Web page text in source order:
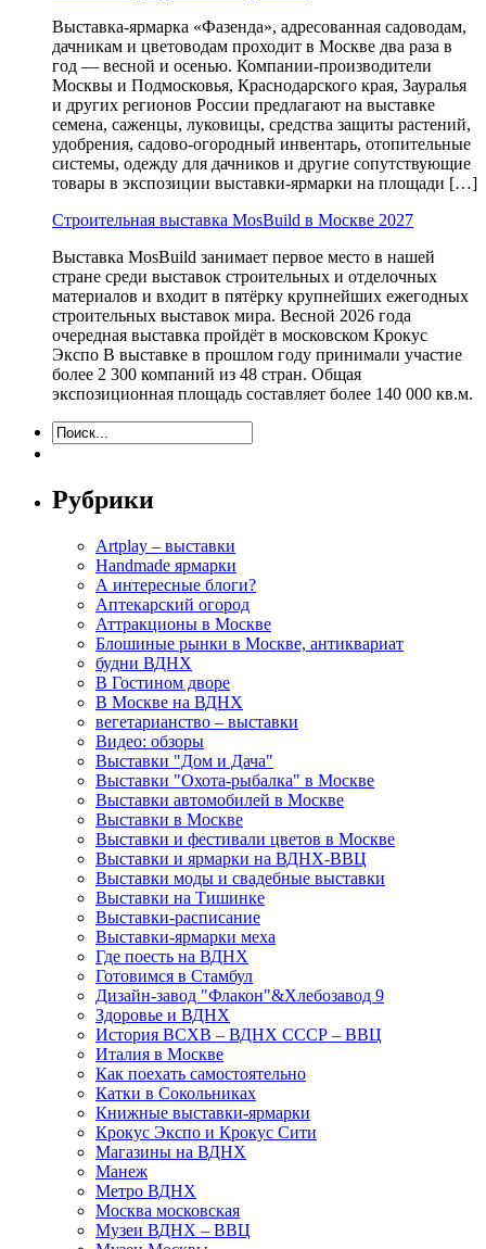
Выставка-ярмарка «Фазенда», адресованная садоводам,
дачникам и цветоводам проходит в Москве два раза в
год — весной и осенью. Компании-производители
Москвы и Подмосковья, Краснодарского края, Зауралья
и других регионов России предлагают на выставке
семена, саженцы, луковицы, средства защиты растений,
удобрения, садово-огородный инвентарь, отопительные
системы, одежду для дачников и другие сопутствующие
товары в экспозиции выставки-ярмарки на площади […]
Строительная выставка MosBuild в Москве 2027
Выставка MosBuild занимает первое место в нашей
стране среди выставок строительных и отделочных
материалов и входит в пятёрку крупнейших ежегодных
строительных выставок мира. Весной 2026 года
очередная выставка пройдёт в московском Крокус
Экспо В выставке в прошлом году принимали участие
более 2 300 компаний из 48 стран. Общая
экспозиционная площадь составляет более 140 000 кв.м.
Рубрики
Artplay – выставки
Handmade ярмарки
А интересные блоги?
Аптекарский огород
Аттракционы в Москве
Блошиные рынки в Москве, антиквариат
будни ВДНХ
В Гостином дворе
В Москве на ВДНХ
вегетарианство – выставки
Видео: обзоры
Выставки "Дом и Дача"
Выставки "Охота-рыбалка" в Москве
Выставки автомобилей в Москве
Выставки в Москве
Выставки и фестивали цветов в Москве
Выставки и ярмарки на ВДНХ-ВВЦ
Выставки моды и свадебные выставки
Выставки на Тишинке
Выставки-расписание
Выставки-ярмарки меха
Где поесть на ВДНХ
Готовимся в Стамбул
Дизайн-завод "Флакон"&Хлебозавод 9
Здоровье и ВДНХ
История ВСХВ – ВДНХ СССР – ВВЦ
Италия в Москве
Как поехать самостоятельно
Катки в Сокольниках
Книжные выставки-ярмарки
Крокус Экспо и Крокус Сити
Магазины на ВДНХ
Манеж
Метро ВДНХ
Москва московская
Музеи ВДНХ – ВВЦ